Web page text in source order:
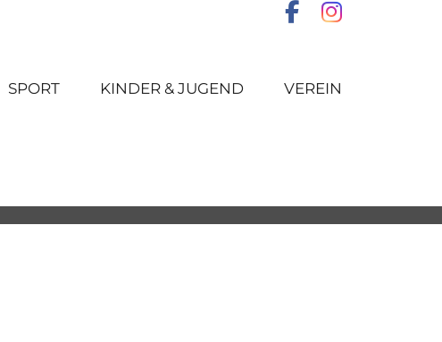
SPORT KINDER & JUGEND VEREIN